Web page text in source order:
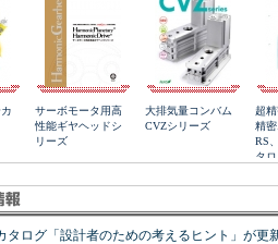
タログ「設計者のための考えるヒント」が更